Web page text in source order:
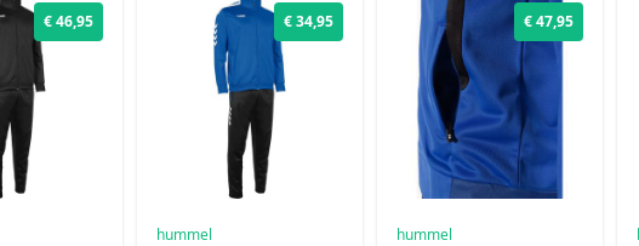
€ 46,95 € 34,95
hummel
€ 47,95
hummel